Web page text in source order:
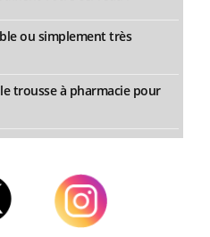
ou simplement très
trousse à pharmacie pour